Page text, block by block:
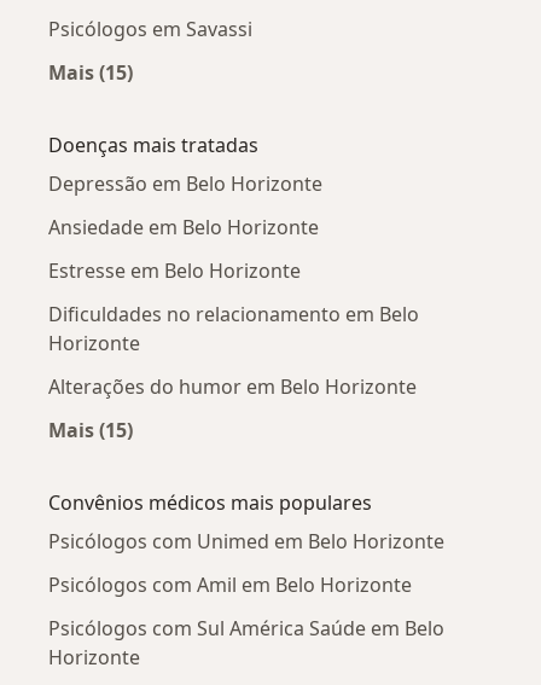
Psicólogos em Savassi
Mais (15)
Doenças mais tratadas
Depressão em Belo Horizonte
Ansiedade em Belo Horizonte
Estresse em Belo Horizonte
Dificuldades no relacionamento em Belo
Horizonte
Alterações do humor em Belo Horizonte
Mais (15)
Convênios médicos mais populares
Psicólogos com Unimed em Belo Horizonte
Psicólogos com Amil em Belo Horizonte
Psicólogos com Sul América Saúde em Belo
Horizonte